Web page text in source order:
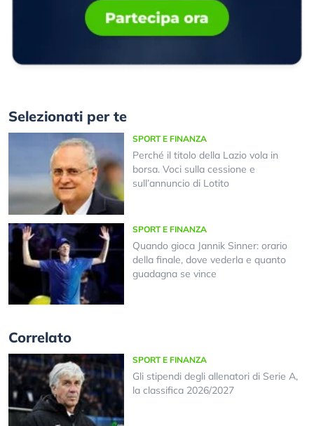
Selezionati per te
SPORT E FINANZA
Perché il titolo della Lazio vola in
borsa. Voci sulla cessione e
sull’annuncio di Lotito
SPORT E FINANZA
Quando gioca Jannik Sinner: orario
della finale, dove vederla e quanto
guadagna se vince
Correlato
SPORT E FINANZA
Gli stipendi degli allenatori di Serie A,
la classifica 2026/2027